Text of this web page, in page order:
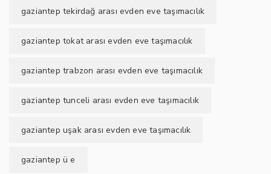
gaziantep tekirdağ arası evden eve taşımacılık
gaziantep tokat arası evden eve taşımacılık
gaziantep trabzon arası evden eve taşımacılık
gaziantep tunceli arası evden eve taşımacılık
gaziantep uşak arası evden eve taşımacılık
gaziantep ü e